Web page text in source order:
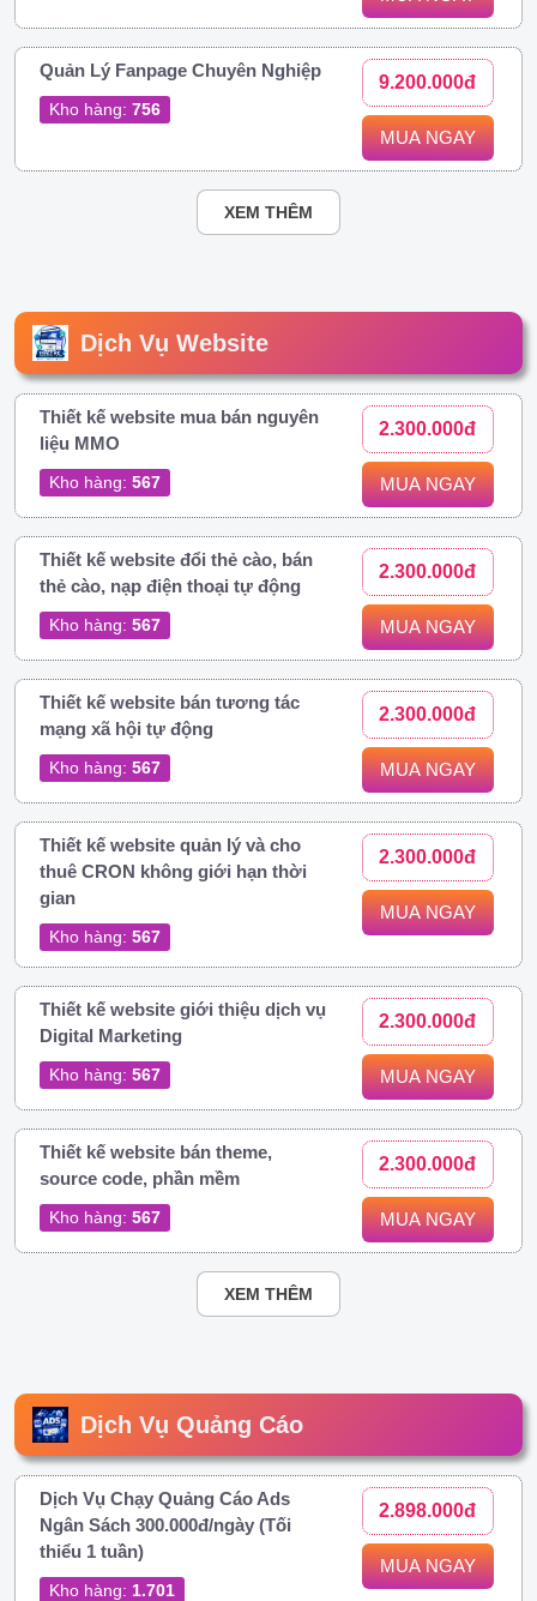
Quản Lý Fanpage Chuyên Nghiệp
Kho hàng: 756
9.200.000đ
MUA NGAY
XEM THÊM
Dịch Vụ Website
Thiết kế website mua bán nguyên
liệu MMO
Kho hàng: 567
2.300.000đ
MUA NGAY
Thiết kế website đổi thẻ cào, bán
thẻ cào, nạp điện thoại tự động
Kho hàng: 567
2.300.000đ
MUA NGAY
Thiết kế website bán tương tác
mạng xã hội tự động
Kho hàng: 567
2.300.000đ
MUA NGAY
Thiết kế website quản lý và cho
thuê CRON không giới hạn thời
gian
Kho hàng: 567
2.300.000đ
MUA NGAY
Thiết kế website giới thiệu dịch vụ
Digital Marketing
Kho hàng: 567
2.300.000đ
MUA NGAY
Thiết kế website bán theme,
source code, phần mềm
Kho hàng: 567
2.300.000đ
MUA NGAY
XEM THÊM
Dịch Vụ Quảng Cáo
Dịch Vụ Chạy Quảng Cáo Ads
Ngân Sách 300.000đ/ngày (Tối
thiểu 1 tuần)
Kho hàng: 1.701
2.898.000đ
MUA NGAY